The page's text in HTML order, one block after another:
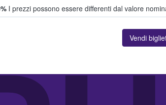
I prezzi possono essere differenti dal valore
Vendi